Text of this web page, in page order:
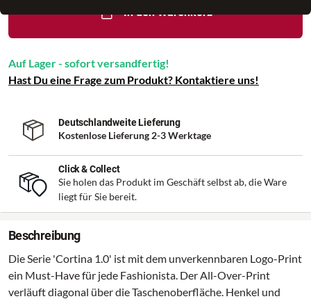
In den Warenkorb
Auf Lager - sofort versandfertig!
Hast Du eine Frage zum Produkt? Kontaktiere uns!
Deutschlandweite Lieferung
Kostenlose Lieferung 2-3 Werktage
Click & Collect
Sie holen das Produkt im Geschäft selbst ab, die Ware
liegt für Sie bereit.
Beschreibung
Die Serie 'Cortina 1.0' ist mit dem unverkennbaren Logo-Print
ein Must-Have für jede Fashionista. Der All-Over-Print
verläuft diagonal über die Taschenoberfläche. Henkel und